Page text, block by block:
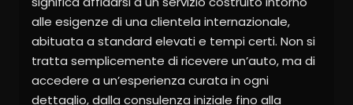
alle esigenze di una clientela internazionale,
abituata a standard elevati e tempi certi. Non si
tratta semplicemente di ricevere un’auto, ma di
accedere a un’esperienza curata in ogni
dettaglio, dalla consulenza iniziale fino alla